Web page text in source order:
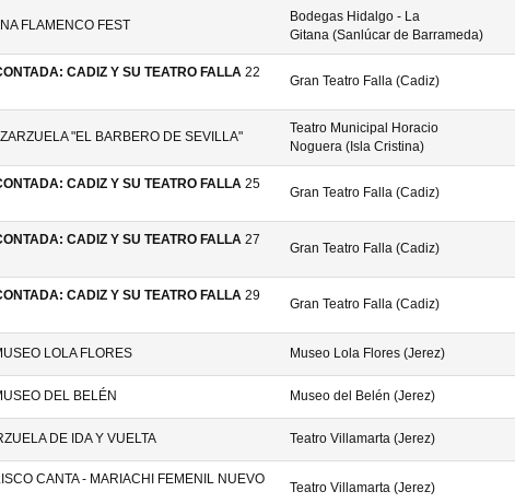
FLAMENCO FEST
Bodegas Hidalgo - La
Gitana (Sanlúcar de Barrameda)
CADIZ Y SU TEATRO FALLA 22
Gran Teatro Falla (Cadiz)
ZARZUELA "EL BARBERO DE SEVILLA"
Teatro Municipal Horacio
Noguera (Isla Cristina)
CADIZ Y SU TEATRO FALLA 25
Gran Teatro Falla (Cadiz)
CADIZ Y SU TEATRO FALLA 27
Gran Teatro Falla (Cadiz)
CADIZ Y SU TEATRO FALLA 29
Gran Teatro Falla (Cadiz)
LOLA FLORES Museo Lola Flores (Jerez)
DEL BELÉN Museo del Belén (Jerez)
DE IDA Y VUELTA Teatro Villamarta (Jerez)
CANTA - MARIACHI FEMENIL NUEVO
Teatro Villamarta (Jerez)